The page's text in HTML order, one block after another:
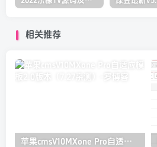
相关推荐
苹果cmsV10MXone Pro自适应模板2.0版本（7.27亲测）